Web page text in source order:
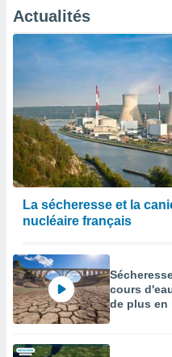
Actualités
La sécheresse et la
nucléaire français
cours
de plus